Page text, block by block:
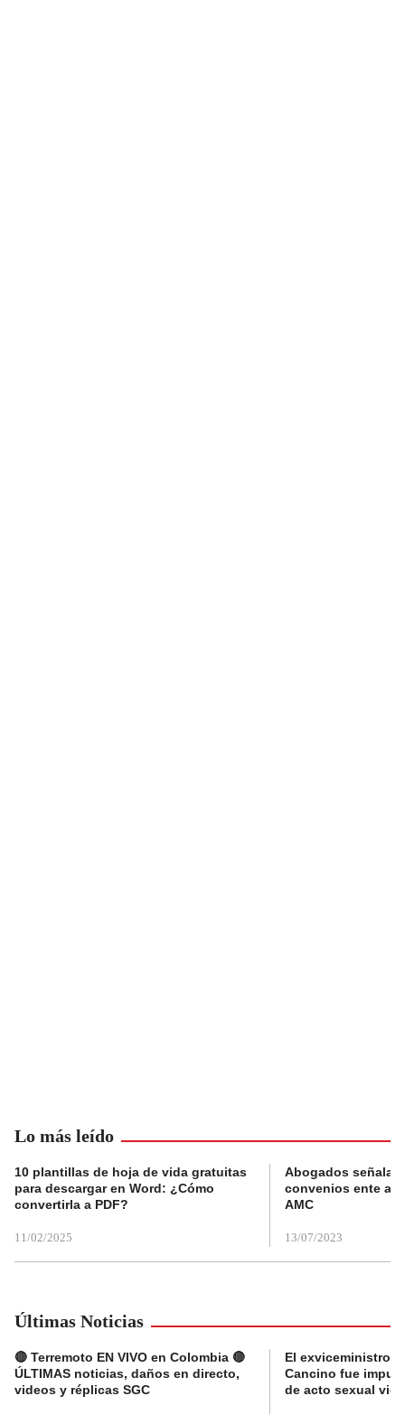
Lo más leído
10 plantillas de hoja de vida gratuitas
para descargar en Word: ¿Cómo
convertirla a PDF?
11/02/2025
Abogados
convenios ente
AMC
13/07/2023
Últimas Noticias
🔴 Terremoto EN VIVO en Colombia 🔴
ÚLTIMAS noticias, daños en directo,
videos y réplicas SGC
El exviceministro
Cancino fue
de acto sexual